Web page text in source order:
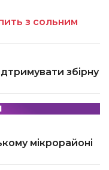
з сольним
збірну
мікрорайоні